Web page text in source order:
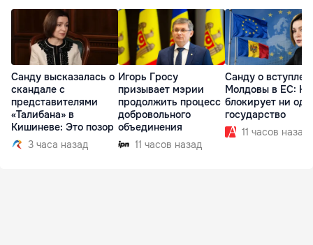
Санду высказалась о
скандале с
представителями
«Талибана» в
Кишиневе: Это позор
3 часа назад
Игорь Гросу
призывает мэрии
продолжить процесс
добровольного
объединения
11 часов назад
Санду о
Молдовы в ЕС:
блокирует ни
государство
11 часов назад